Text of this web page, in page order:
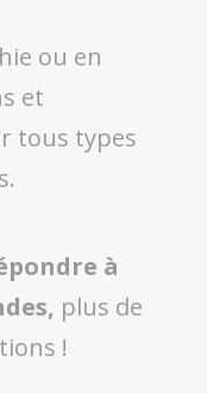
ou en
et
tous types
à
plus de
!